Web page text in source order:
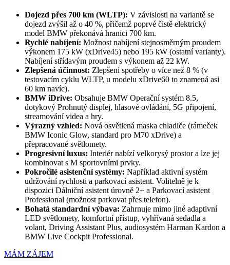
Dojezd přes 700 km (WLTP): V závislosti na variantě se
dojezd zvýšil až o 40 %, přičemž poprvé čistě elektrický
model BMW překonává hranici 700 km.
Rychlé nabíjení: Možnost nabíjení stejnosměrným proudem
výkonem 175 kW (xDrive45) nebo 195 kW (ostatní varianty).
Nabíjení střídavým proudem s výkonem až 22 kW.
Zlepšená účinnost: Zlepšení spotřeby o více než 8 % (v
testovacím cyklu WLTP, u modelu xDrive60 to znamená asi
60 km navíc).
BMW iDrive: Obsahuje BMW Operační systém 8.5,
dotykový Prohnutý displej, hlasové ovládání, 5G připojení,
streamování videa a hry.
Výrazný vzhled: Nová osvětlená maska chladiče (rámeček
BMW Iconic Glow, standard pro M70 xDrive) a
přepracované světlomety.
Progresivní luxus: Interiér nabízí velkorysý prostor a lze jej
kombinovat s M sportovními prvky.
Pokročilé asistenční systémy: Například aktivní systém
udržování rychlosti a parkovací asistent. Volitelně je k
dispozici Dálniční asistent úrovně 2+ a Parkovací asistent
Professional (možnost parkovat přes telefon).
Bohatá standardní výbava: Zahrnuje mimo jiné adaptivní
LED světlomety, komfortní přístup, vyhřívaná sedadla a
volant, Driving Assistant Plus, audiosystém Harman Kardon a
BMW Live Cockpit Professional.
MÁM ZÁJEM